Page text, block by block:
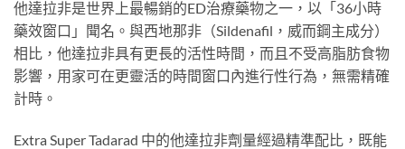
他達拉非是世界上最暢銷的ED治療藥物之一，以「36小時
藥效窗口」聞名。與西地那非（Sildenafil，威而鋼主成分）
相比，他達拉非具有更長的活性時間，而且不受高脂肪食物
影響，用家可在更靈活的時間窗口內進行性行為，無需精確
計時。
Extra Super Tadarad 中的他達拉非劑量經過精準配比，既能